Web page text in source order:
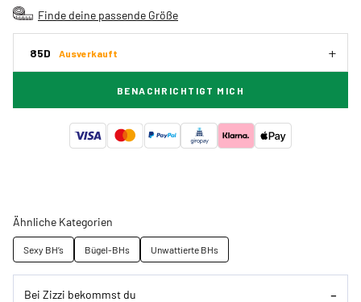
Finde deine passende Größe
85D Ausverkauft
BENACHRICHTIGT MICH
Ähnliche Kategorien
Sexy BH’s Bügel-BHs Unwattierte BHs
Bei Zizzi bekommst du